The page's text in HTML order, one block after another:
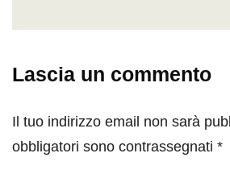
Lascia un commento
Il tuo indirizzo email non sarà
obbligatori sono contrassegnati *